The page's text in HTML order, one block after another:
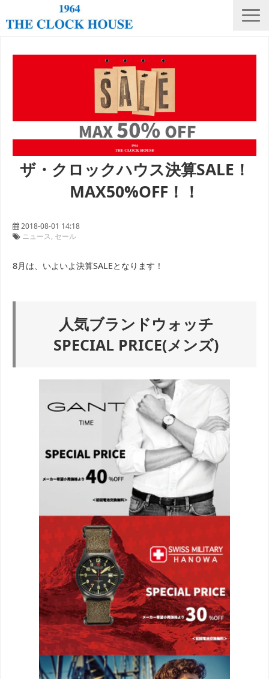
THE CLOCK HOUSE オリジナルウォッチ
ランキング
修理・電池交換
会社概要
採用情報
オンラインストア
ザ・クロックハウス決算SALE！
MAX50%OFF！！
2018-08-01 14:18
ニュース セール
8月は、いよいよ決算SALEとなります！
人気ブランドウォッチ
SPECIAL PRICE(メンズ)